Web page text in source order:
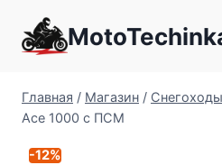
содержимому
Главная / Магазин / Снегоходы
Ace 1000 с ПСМ
-12%